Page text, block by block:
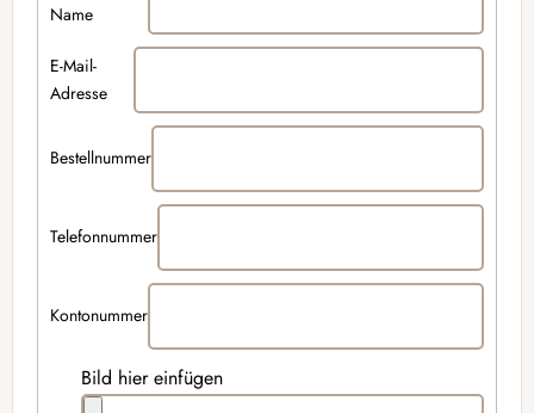
Name
E-Mail-
Adresse
Bestellnummer
Telefonnummer
Kontonummer
Bild hier einfügen